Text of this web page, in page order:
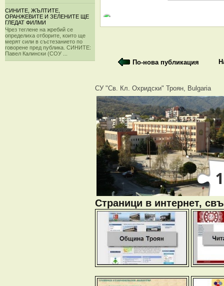
СИНИТЕ, ЖЪЛТИТЕ,
ОРАНЖЕВИТЕ И ЗЕЛЕНИТЕ ЩЕ
ГЛЕДАТ ФИЛМИ
Чрез теглене на жребий се
определиха отборите, които ще
мерят сили в състезанието по
говорене пред публика. СИНИТЕ:
Павел Калински (СОУ ...
По-нова публикация
СУ "Св. Кл. Охридски" Троян, Bulgaria
Страници в интернет,